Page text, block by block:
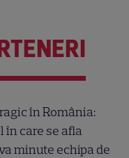
în România:
în care se afla
minute echipa de